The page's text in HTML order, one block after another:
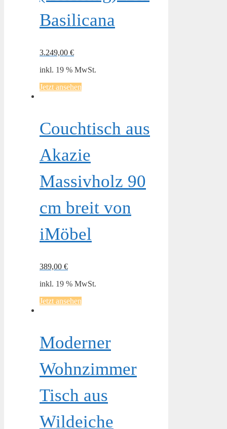
Basilicana
3.249,00 €
inkl. 19 % MwSt.
Jetzt ansehen
Couchtisch aus
Akazie
Massivholz 90
cm breit von
iMöbel
389,00 €
inkl. 19 % MwSt.
Jetzt ansehen
Moderner
Wohnzimmer
Tisch aus
Wildeiche